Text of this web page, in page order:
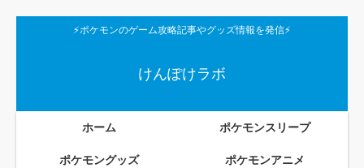
⚡ポケモンのゲーム攻略記事やグッズ情報を発信⚡
けんぽけラボ
ホーム ポケモンスリープ
ポケモングッズ ポケモンアニメ